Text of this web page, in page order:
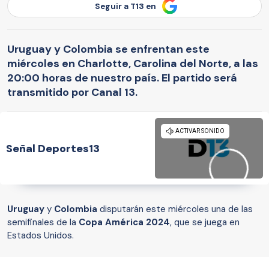
Seguir a T13 en
Uruguay y Colombia se enfrentan este
miércoles en Charlotte, Carolina del Norte, a las
20:00 horas de nuestro país. El partido será
transmitido por Canal 13.
Señal Deportes13
Uruguay y Colombia disputarán este miércoles una de las
semifinales de la Copa América 2024, que se juega en
Estados Unidos.